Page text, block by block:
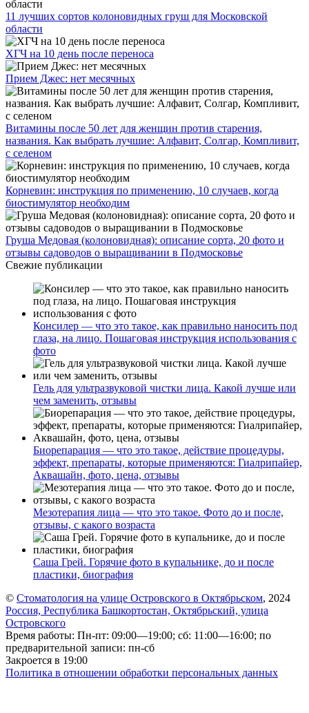
11 лучших сортов колоновидных груш для Московской
области
ХГЧ на 10 день после переноса
Прием Джес: нет месячных
Витамины после 50 лет для женщин против старения,
названия. Как выбрать лучшие: Алфавит, Солгар, Компливит,
с селеном
Корневин: инструкция по применению, 10 случаев, когда
биостимулятор необходим
Груша Медовая (колоновидная): описание сорта, 20 фото и
отзывы садоводов о выращивании в Подмосковье
Свежие публикации
Консилер — что это такое, как правильно наносить под
глаза, на лицо. Пошаговая инструкция использования с
фото
Гель для ультразвуковой чистки лица. Какой лучше или
чем заменить, отзывы
Биорепарация — что это такое, действие процедуры,
эффект, препараты, которые применяются: Гиалрипайер,
Аквашайн, фото, цена, отзывы
Мезотерапия лица — что это такое. Фото до и после,
отзывы, с какого возраста
Саша Грей. Горячие фото в купальнике, до и после
пластики, биография
© Стоматология на улице Островского в Октябрьском, 2024
Россия, Республика Башкортостан, Октябрьский, улица
Островского
Время работы: Пн-пт: 09:00—19:00; сб: 11:00—16:00; по
предварительной записи: пн-сб
Закроется в 19:00
Политика в отношении обработки персональных данных